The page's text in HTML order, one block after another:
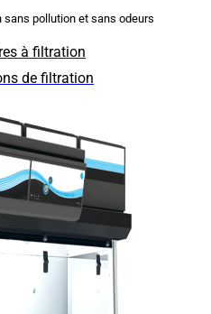
sans pollution et sans odeurs
à filtration
de filtration